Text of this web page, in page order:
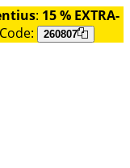
: 15 % EXTRA-
260807